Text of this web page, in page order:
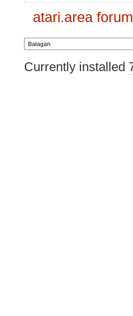
atari.area forum
Currently installed